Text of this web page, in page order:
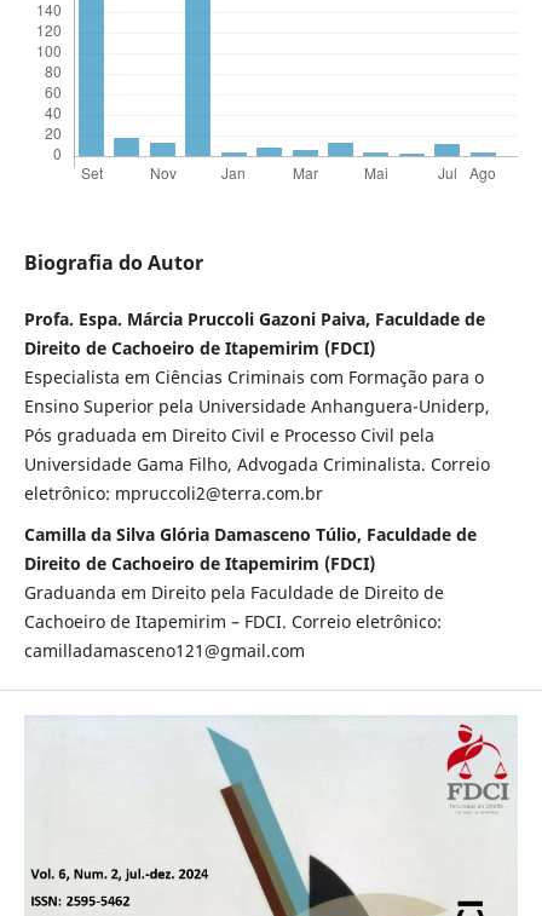
Biografia do Autor
Profa. Espa. Márcia Pruccoli Gazoni Paiva, Faculdade de
Direito de Cachoeiro de Itapemirim (FDCI)
Especialista em Ciências Criminais com Formação para o
Ensino Superior pela Universidade Anhanguera-Uniderp,
Pós graduada em Direito Civil e Processo Civil pela
Universidade Gama Filho, Advogada Criminalista. Correio
eletrônico: mpruccoli2@terra.com.br
Camilla da Silva Glória Damasceno Túlio, Faculdade de
Direito de Cachoeiro de Itapemirim (FDCI)
Graduanda em Direito pela Faculdade de Direito de
Cachoeiro de Itapemirim – FDCI. Correio eletrônico:
camilladamasceno121@gmail.com